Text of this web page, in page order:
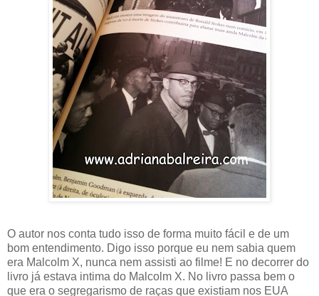
O autor nos conta tudo isso de forma muito fácil e de um
bom entendimento. Digo isso porque eu nem sabia quem
era Malcolm X, nunca nem assisti ao filme! E no decorrer do
livro já estava intima do Malcolm X. No livro passa bem o
que era o segregarismo de raças que existiam nos EUA